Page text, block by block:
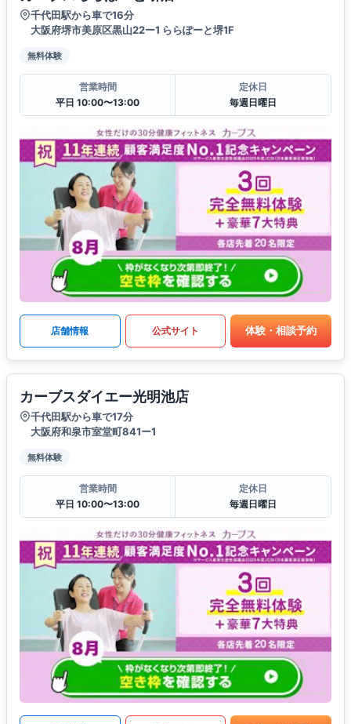
千代田駅から車で16分
大阪府堺市美原区黒山22ー1 ららぽーと堺1F
無料体験
営業時間
平日 10:00〜13:00
定休日
毎週日曜日
店舗情報 公式サイト 体験・相談予約
カーブスダイエー光明池店
千代田駅から車で17分
大阪府和泉市室堂町841ー1
無料体験
営業時間
平日 10:00〜13:00
定休日
毎週日曜日